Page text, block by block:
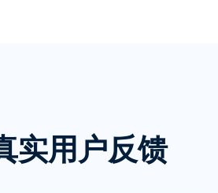
实用户反馈